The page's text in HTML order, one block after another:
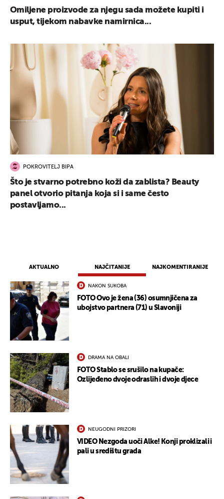
AKTUALNO NAJČITANIJE NAJKOMENTIRANIJE
NAKON SUKOBA
FOTO Ovo je žena (36) osumnjičena za
ubojstvo partnera (71) u Slavoniji
DRAMA NA OBALI
FOTO Stablo se srušilo na kupače:
Ozlijeđeno dvoje odraslih i dvoje djece
NEUGODNI PRIZORI
VIDEO Nezgoda uoči Alke! Konji proklizali i
pali u središtu grada
Omiljene proizvode za njegu sada možete kupiti i
usput, tijekom nabavke namirnica...
POKROVITELJ BIPA
Što je stvarno potrebno koži da zablista? Beauty
panel otvorio pitanja koja si i same često
postavljamo...